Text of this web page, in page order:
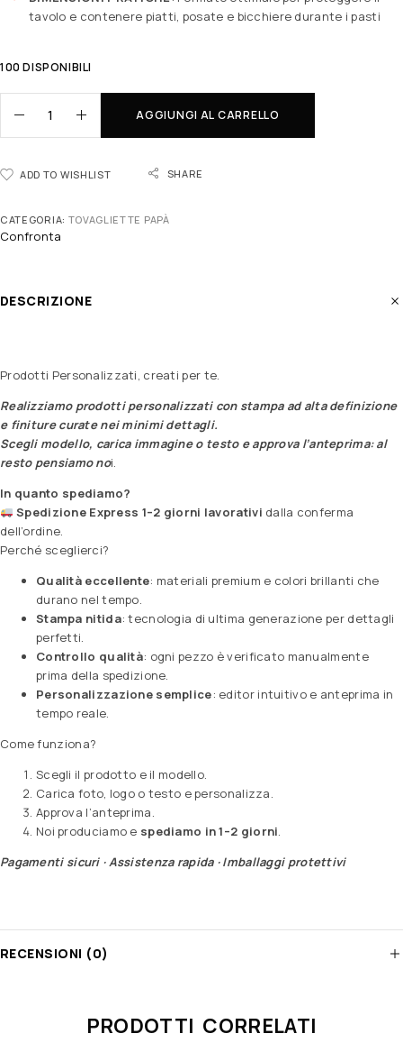
tavolo e contenere piatti, posate e bicchiere durante i pasti
100 DISPONIBILI
AGGIUNGI AL CARRELLO
ADD TO WISHLIST SHARE
CATEGORIA: TOVAGLIETTE PAPÀ
Confronta
DESCRIZIONE
Prodotti Personalizzati, creati per te.
Realizziamo prodotti personalizzati con stampa ad alta definizione
e finiture curate nei minimi dettagli.
Scegli modello, carica immagine o testo e approva l’anteprima: al
resto pensiamo noi.
In quanto spediamo?
Spedizione Express 1–2 giorni lavorativi dalla conferma
dell’ordine.
Perché sceglierci?
Qualità eccellente: materiali premium e colori brillanti che
durano nel tempo.
Stampa nitida: tecnologia di ultima generazione per dettagli
perfetti.
Controllo qualità: ogni pezzo è verificato manualmente
prima della spedizione.
Personalizzazione semplice: editor intuitivo e anteprima in
tempo reale.
Come funziona?
Scegli il prodotto e il modello.
Carica foto, logo o testo e personalizza.
Approva l’anteprima.
Noi produciamo e spediamo in 1–2 giorni.
Pagamenti sicuri · Assistenza rapida · Imballaggi protettivi
RECENSIONI (0)
PRODOTTI CORRELATI